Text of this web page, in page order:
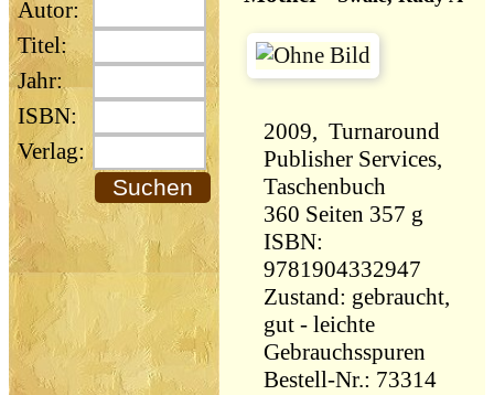
Autor:
Titel:
Jahr:
ISBN:
Verlag:
2009, Turnaround
Publisher Services,
Taschenbuch
360 Seiten 357 g
ISBN:
9781904332947
Zustand: gebraucht,
gut - leichte
Gebrauchsspuren
Bestell-Nr.: 73314